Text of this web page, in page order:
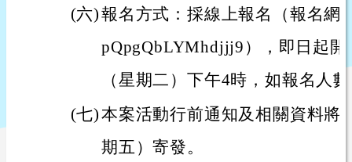
(六)報名方式：採線上報名（報名網
pQpgQbLYMhdjjj9），即日起
（星期二）下午4時，如報名人
(七)本案活動行前通知及相關資料將
期五）寄發。